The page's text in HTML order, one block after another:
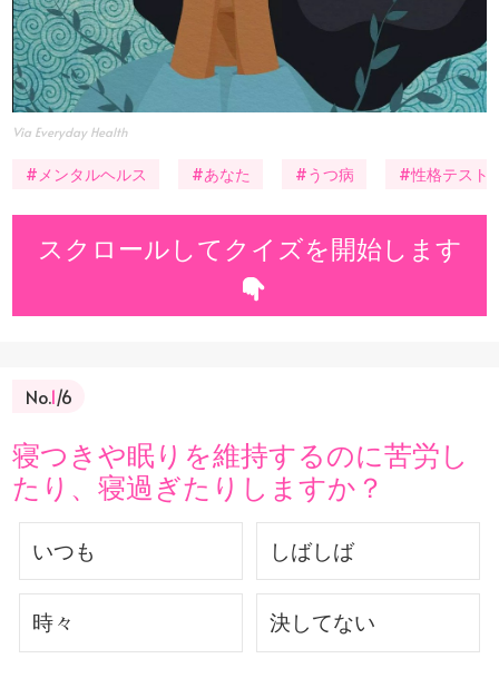
Via Everyday Health
#メンタルヘルス #あなた #うつ病 #性格テスト
スクロールしてクイズを開始します
No.1/6
寝つきや眠りを維持するのに苦労し
たり、寝過ぎたりしますか？
いつも しばしば
時々 決してない